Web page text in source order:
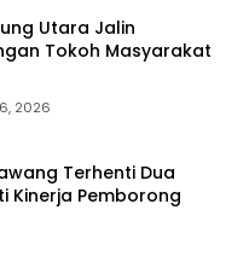
Utara Jalin
Tokoh Masyarakat
2026
Terhenti Dua
Kinerja Pemborong